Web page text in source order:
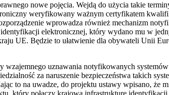
nowe pojęcia. Wejdą do użycia takie
weryfikowany ważnym certyfikatem
wprowadza również mechanizm
elektronicznej, który wydano mu w
UE. Będzie to ułatwienie dla obywateli Unii
wzajemnego uznawania notyfikowanych
za naruszenie bezpieczeństwa takich
to na uwadze, do projektu ustawy wpisano, że